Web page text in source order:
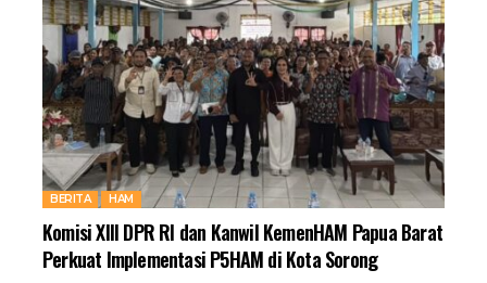
BERITA HAM
Komisi XIII DPR RI dan Kanwil KemenHAM Papua Barat
Perkuat Implementasi P5HAM di Kota Sorong